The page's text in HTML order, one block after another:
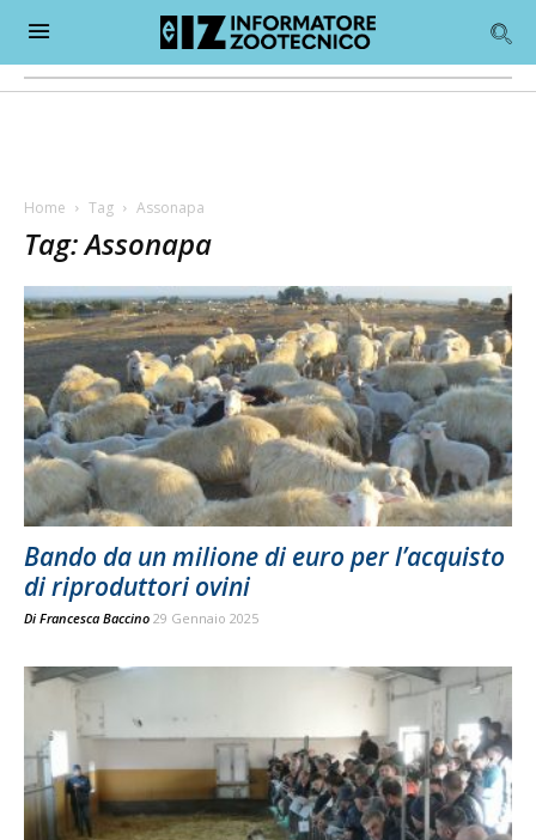
Home Tag Assonapa
Tag: Assonapa
Bando da un milione di euro per l’acquisto
di riproduttori ovini
Di Francesca Baccino 29 Gennaio 2025